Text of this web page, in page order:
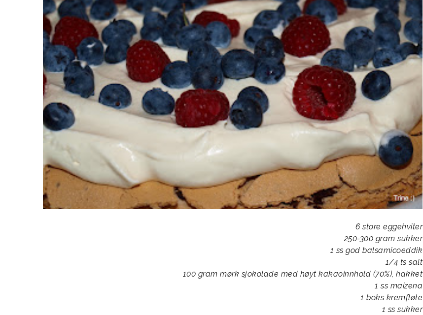
6 store eggehviter
250-300 gram sukker
1 ss god balsamicoeddik
1/4 ts salt
100 gram mørk sjokolade med høyt kakaoinnhold (70%), hakket
1 ss maizena
1 boks kremfløte
1 ss sukker